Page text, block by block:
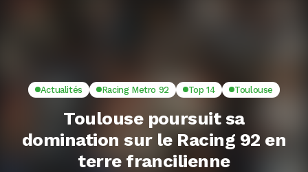
Actualités Racing Metro 92 Top 14 Toulouse
Toulouse poursuit sa
domination sur le Racing 92 en
terre francilienne